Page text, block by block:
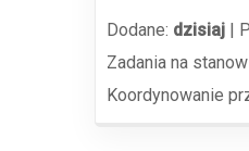
Dodane: dzisiaj |
Zadania na
Koordynowanie